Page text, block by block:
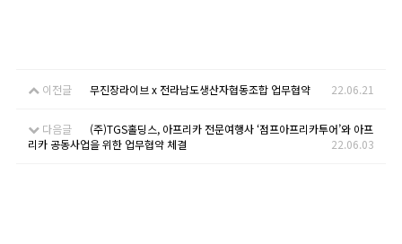
이전글 무진장라이브 x 전라남도생산자협동조합 업무협약 22.06.21
다음글
(주)TGS홀딩스, 아프리카 전문여행사 ‘점프아프리카투어’와 아프
리카 공동사업을 위한 업무협약 체결
22.06.03